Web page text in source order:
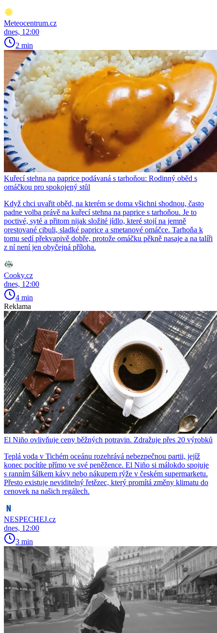
Meteocentrum.cz
dnes, 12:00
2 min
Kuřecí stehna na paprice podávaná s tarhoňou: Rodinný oběd s
omáčkou pro spokojený stůl
Když chci uvařit oběd, na kterém se doma všichni shodnou, často
padne volba právě na kuřecí stehna na paprice s tarhoňou. Je to
poctivé, syté a přitom nijak složité jídlo, které stojí na jemně
orestované cibuli, sladké paprice a smetanové omáčce. Tarhoňa k
tomu sedí překvapivě dobře, protože omáčku pěkně nasaje a na talíři
z ní není jen obyčejná příloha.
Cooky.cz
dnes, 12:00
4 min
Reklama
El Niño ovlivňuje ceny běžných potravin. Zdražuje přes 20 výrobků
Teplá voda v Tichém oceánu rozehrává nebezpečnou partii, jejíž
konec pocítíte přímo ve své peněžence. El Niño si málokdo spojuje
s ranním šálkem kávy nebo nákupem rýže v českém supermarketu.
Přesto existuje neviditelný řetězec, který promítá změny klimatu do
cenovek na našich regálech.
NESPECHEJ.cz
dnes, 12:00
3 min